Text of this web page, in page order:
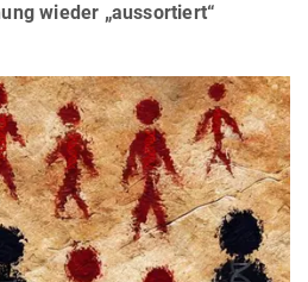
wieder „aussortiert“